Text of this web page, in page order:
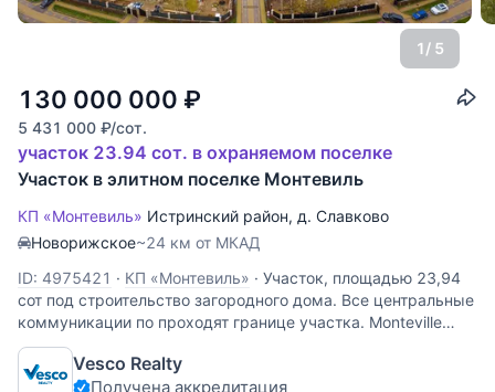
1/ 5
130 000 000 ₽
5 431 000 ₽/сот.
участок 23.94 сот. в охраняемом поселке
Участок в элитном поселке Монтевиль
КП «Монтевиль» Истринский район, д. Славково
Новорижское~24 км от МКАД
ID: 4975421 · КП «Монтевиль» · Участок, площадью 23,94
сот под строительство загородного дома. Все центральные
коммуникации по проходят границе участка. Monteville
располагается в окружении заповедных лесов.
Рекреационным территориям уделено 30 гектаров, к
домам подведены
Vesco Realty
Получена аккредитация